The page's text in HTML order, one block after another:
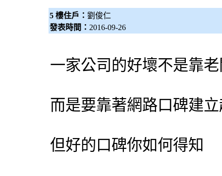
5 樓住戶： 劉俊仁
發表時間： 2016-09-26
一家公司的好壞不是靠
而是要靠著網路口碑建
但好的口碑你如何得知